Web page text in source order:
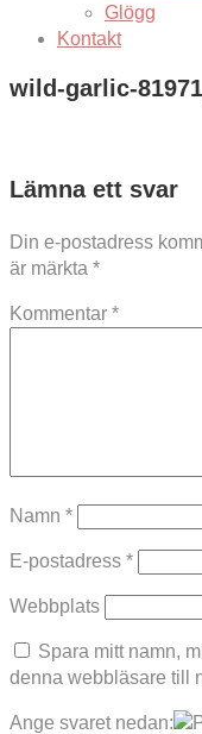
Glögg
Kontakt
wild-garlic-
Lämna ett svar
Din e-postadress
är märkta *
Kommentar *
Namn *
E-postadress *
Webbplats
Spara mitt namn,
denna webbläsare till
Ange svaret nedan: